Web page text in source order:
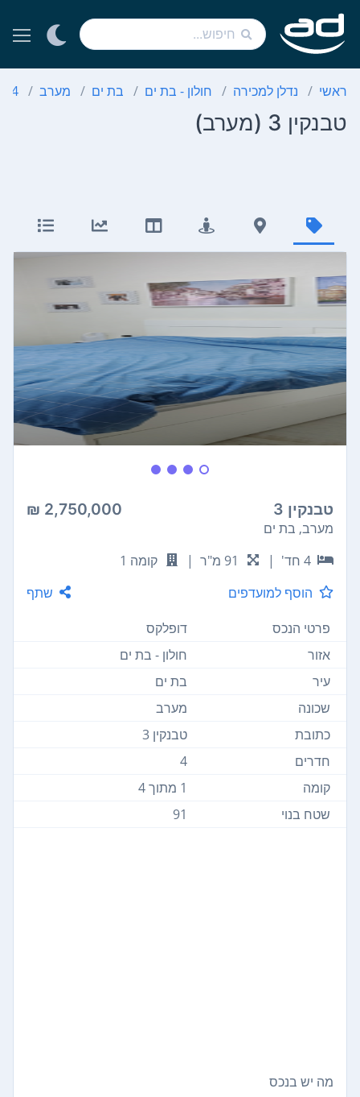
ראשי נדלן למכירה חולון - בת ים בת ים מערב 4 חדרים
טבנקין 3 (מערב)
טבנקין 3 2,750,000 ₪
מערב, בת ים
4 חד'
| 91 מ"ר |
קומה 1
הוסף למועדפים
שתף
פרטי הנכס
דופלקס
אזור
חולון - בת ים
עיר
בת ים
שכונה
מערב
כתובת
טבנקין 3
חדרים
4
קומה
1 מתוך 4
שטח בנוי
91
מה יש בנכס